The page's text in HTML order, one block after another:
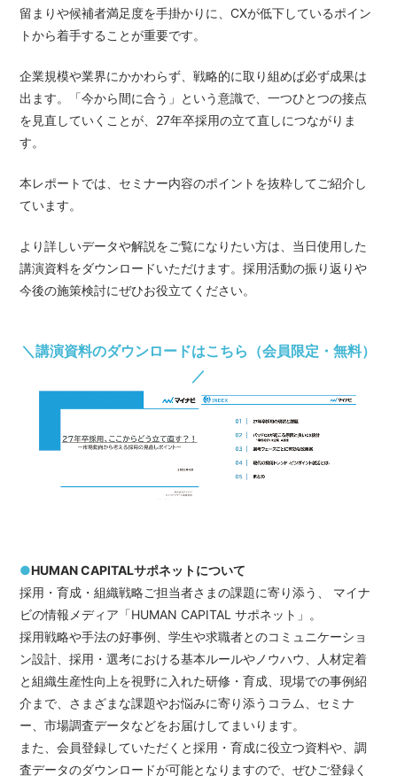
留まりや候補者満足度を手掛かりに、CXが低下しているポイン
トから着手することが重要です。
企業規模や業界にかかわらず、戦略的に取り組めば必ず成果は
出ます。「今から間に合う」という意識で、一つひとつの接点
を見直していくことが、27年卒採用の立て直しにつながりま
す。
本レポートでは、セミナー内容のポイントを抜粋してご紹介し
ています。
より詳しいデータや解説をご覧になりたい方は、当日使用した
講演資料をダウンロードいただけます。採用活動の振り返りや
今後の施策検討にぜひお役立てください。
＼講演資料のダウンロードはこちら（会員限定・無料）
／
●HUMAN CAPITALサポネットについて
採用・育成・組織戦略ご担当者さまの課題に寄り添う、 マイナ
ビの情報メディア「HUMAN CAPITAL サポネット」。
採用戦略や手法の好事例、学生や求職者とのコミュニケーショ
ン設計、採用・選考における基本ルールやノウハウ、人材定着
と組織生産性向上を視野に入れた研修・育成、現場での事例紹
介まで、さまざまな課題やお悩みに寄り添うコラム、セミナ
ー、市場調査データなどをお届けしてまいります。
また、会員登録していただくと採用・育成に役立つ資料や、調
査データのダウンロードが可能となりますので、ぜひご登録く